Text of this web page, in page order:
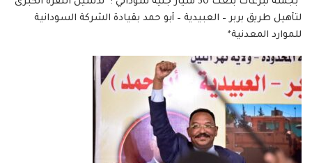
لتأهيل طريق بربر – العبيدية – أبو حمد بقيادة الشركة السودانية
للموارد المعدنية*